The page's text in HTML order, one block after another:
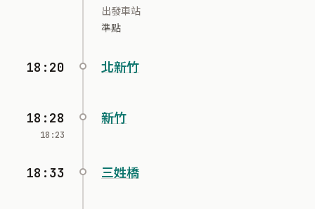
出發車站
準點
18:20 北新竹
18:28
18:23
新竹
18:33 三姓橋